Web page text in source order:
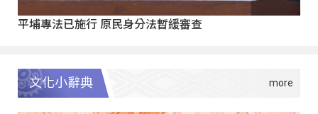
平埔專法已施行 原民身分法暫緩審查
文化小辭典